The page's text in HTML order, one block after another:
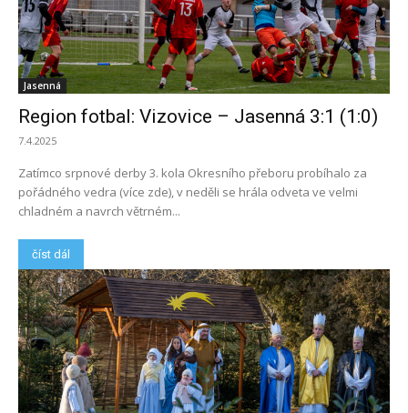
Jasenná
Region fotbal: Vizovice – Jasenná 3:1 (1:0)
7.4.2025
Zatímco srpnové derby 3. kola Okresního přeboru probíhalo za
pořádného vedra (více zde), v neděli se hrála odveta ve velmi
chladném a navrch větrném...
číst dál